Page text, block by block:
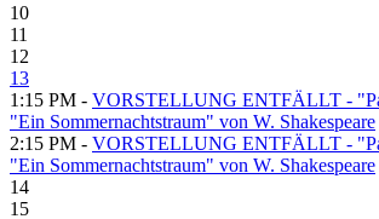
10
11
12
13
1:15 PM - VORSTELLUNG ENTFÄLLT -
"Ein Sommernachtstraum" von W. Shakespeare
2:15 PM - VORSTELLUNG ENTFÄLLT -
"Ein Sommernachtstraum" von W. Shakespeare
14
15